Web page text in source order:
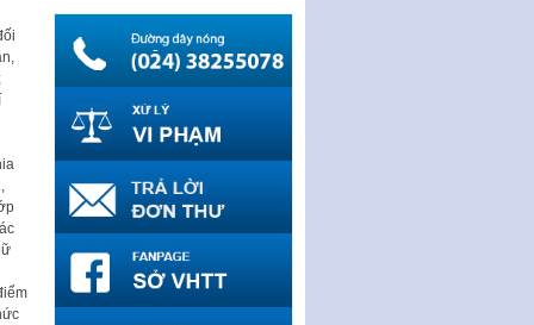
BTC của Bộ trưởng Bộ Tài…
Quy định về quản lý website
thương mại điện tử
Nghị quyết quy định điều kiện,
thủ tục tặng, thu hồi danh hiệu
"Công dân danh dự…
Nghị quyết quy định một số
khoa học, phát triển công…
Nghị quyết công bố Nghị quyết